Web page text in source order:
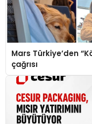
Mars Türkiye’den
çağrısı